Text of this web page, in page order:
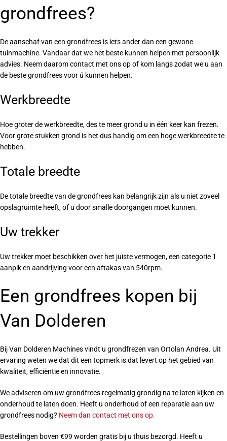
grondfrees?
De aanschaf van een grondfrees is iets ander dan een gewone
tuinmachine. Vandaar dat we het beste kunnen helpen met persoonlijk
advies. Neem daarom contact met ons op of kom langs zodat we u aan
de beste grondfrees voor ú kunnen helpen.
Werkbreedte
Hoe groter de werkbreedte, des te meer grond u in één keer kan frezen.
Voor grote stukken grond is het dus handig om een hoge werkbreedte te
hebben.
Totale breedte
De totale breedte van de grondfrees kan belangrijk zijn als u niet zoveel
opslagruimte heeft, of u door smalle doorgangen moet kunnen.
Uw trekker
Uw trekker moet beschikken over het juiste vermogen, een categorie 1
aanpik en aandrijving voor een aftakas van 540rpm.
Een grondfrees kopen bij
Van Dolderen
Bij Van Dolderen Machines vindt u grondfrezen van Ortolan Andrea. Uit
ervaring weten we dat dit een topmerk is dat levert op het gebied van
kwaliteit, efficiëntie en innovatie.
We adviseren om uw grondfrees regelmatig grondig na te laten kijken en
onderhoud te laten doen. Heeft u onderhoud of een reparatie aan uw
grondfrees nodig? Neem dan contact met ons op.
Bestellingen boven €99 worden gratis bij u thuis bezorgd. Heeft u